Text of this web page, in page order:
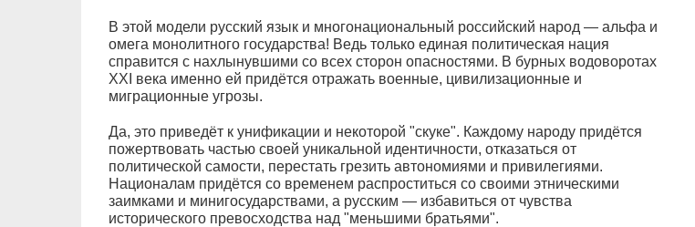
В этой модели русский язык и многонациональный российский народ — альфа и
омега монолитного государства! Ведь только единая политическая нация
справится с нахлынувшими со всех сторон опасностями. В бурных водоворотах
XXI века именно ей придётся отражать военные, цивилизационные и
миграционные угрозы.
Да, это приведёт к унификации и некоторой "скуке". Каждому народу придётся
пожертвовать частью своей уникальной идентичности, отказаться от
политической самости, перестать грезить автономиями и привилегиями.
Националам придётся со временем распроститься со своими этническими
заимками и минигосударствами, а русским — избавиться от чувства
исторического превосходства над "меньшими братьями".